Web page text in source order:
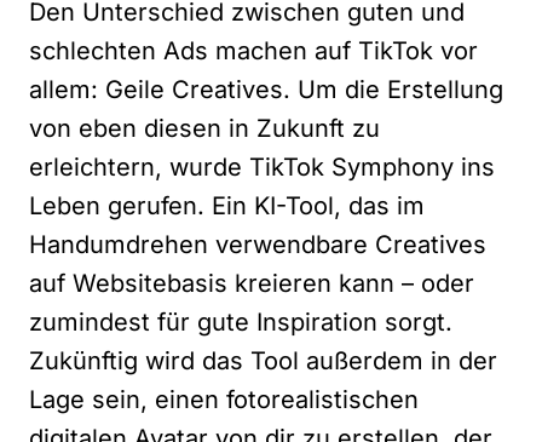
Den Unterschied zwischen guten und
schlechten Ads machen auf TikTok vor
allem: Geile Creatives. Um die Erstellung
von eben diesen in Zukunft zu
erleichtern, wurde TikTok Symphony ins
Leben gerufen. Ein KI-Tool, das im
Handumdrehen verwendbare Creatives
auf Websitebasis kreieren kann – oder
zumindest für gute Inspiration sorgt.
Zukünftig wird das Tool außerdem in der
Lage sein, einen fotorealistischen